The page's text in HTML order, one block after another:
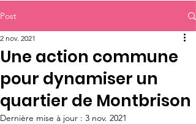
Post
Une action commune
pour dynamiser un
quartier de Montbrison
2 nov. 2021
Dernière mise à jour : 3 nov. 2021